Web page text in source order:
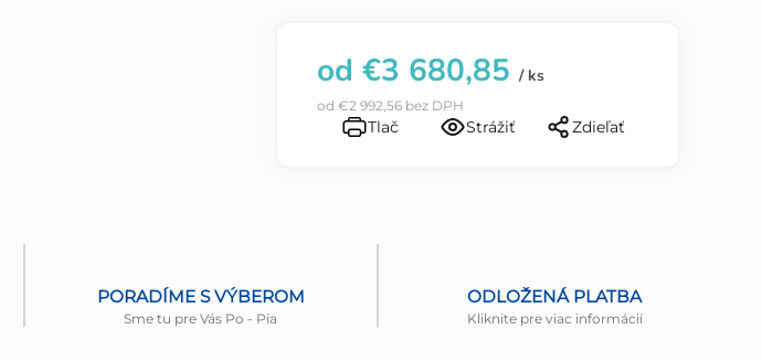
od €3 680,85 / ks
od €2 992,56bez DPH
Tlač Strážiť Zdieľať
PORADÍME S VÝBEROM
Sme tu pre Vás Po - Pia
ODLOŽENÁ PLATBA
Kliknite pre viac informácií